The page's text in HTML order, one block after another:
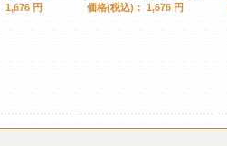
1,676 円 価格(税込)： 1,676 円